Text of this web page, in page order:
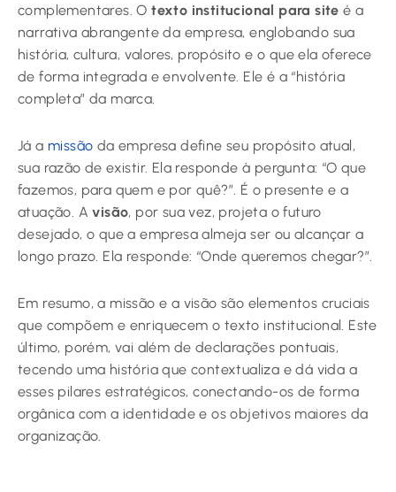
complementares. Otexto institucional para site é a
narrativa abrangente da empresa, englobando sua
história, cultura, valores, propósito e o que ela oferece
de forma integrada e envolvente. Ele é a “história
completa” da marca.
Já a missão da empresa define seu propósito atual,
sua razão de existir. Ela responde à pergunta: “O que
fazemos, para quem e por quê?”. É o presente e a
atuação. Avisão, por sua vez, projeta o futuro
desejado, o que a empresa almeja ser ou alcançar a
longo prazo. Ela responde: “Onde queremos chegar?”.
Em resumo, a missão e a visão são elementos cruciais
que compõem e enriquecem o texto institucional. Este
último, porém, vai além de declarações pontuais,
tecendo uma história que contextualiza e dá vida a
esses pilares estratégicos, conectando-os de forma
orgânica com a identidade e os objetivos maiores da
organização.